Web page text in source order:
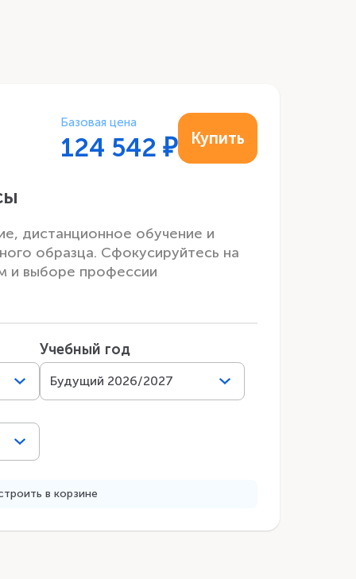
Базовая цена
124 542 ₽ Купить
дистанционное обучение и
образца. Сфокусируйтесь на
и выборе профессии
Учебный год
Будущий 2026/2027
в корзине